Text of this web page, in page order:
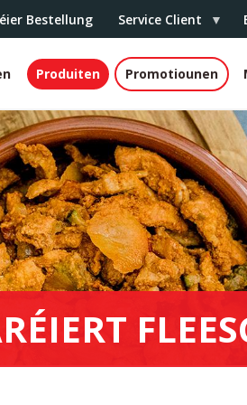
Bestellung Service Client
Produiten Promotiounen